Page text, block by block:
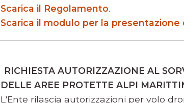
Scarica il Regolamento.
Scarica il modulo per la
RICHIESTA AUTORIZZAZIONE AL
DELLE AREE PROTETTE ALPI
L'Ente rilascia autorizzazioni per volo